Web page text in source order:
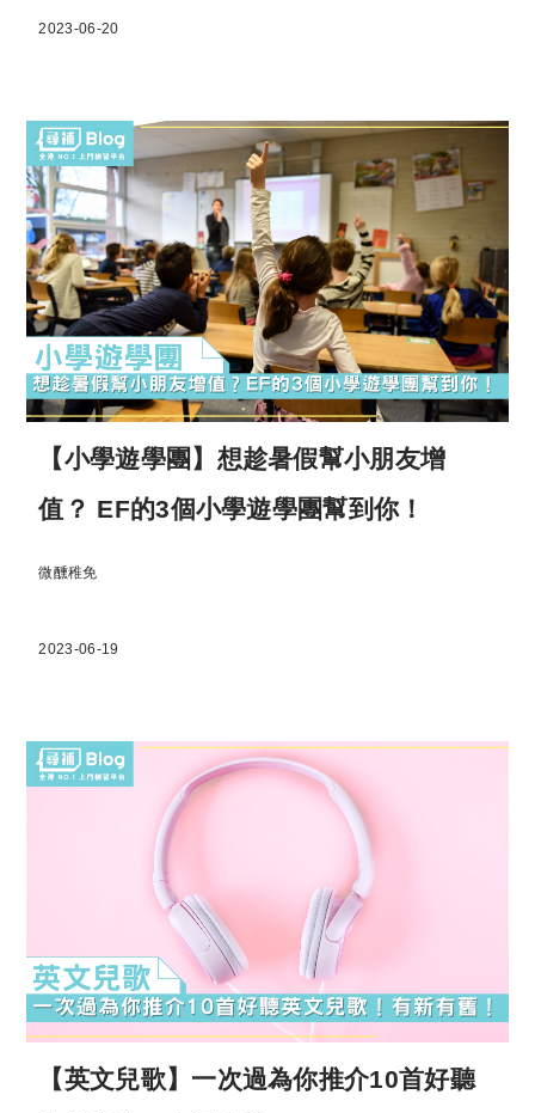
2023-06-20
【小學遊學團】想趁暑假幫小朋友增
值？ EF的3個小學遊學團幫到你！
微醺稚免
2023-06-19
【英文兒歌】一次過為你推介10首好聽